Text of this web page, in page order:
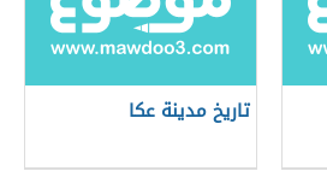
تاريخ مدينة عكا